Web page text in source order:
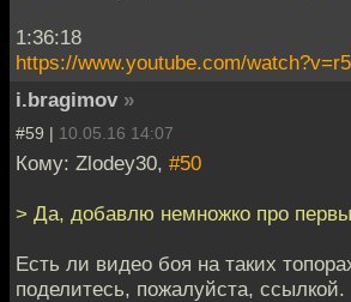
1:36:18
https://www.youtube.com/
i.bragimov »
#59 | 10.05.16 14:07
Кому: Zlodey30, #50
> Да, добавлю немножко про
Есть ли видео боя на таких
поделитесь, пожалуйста, ссылкой.